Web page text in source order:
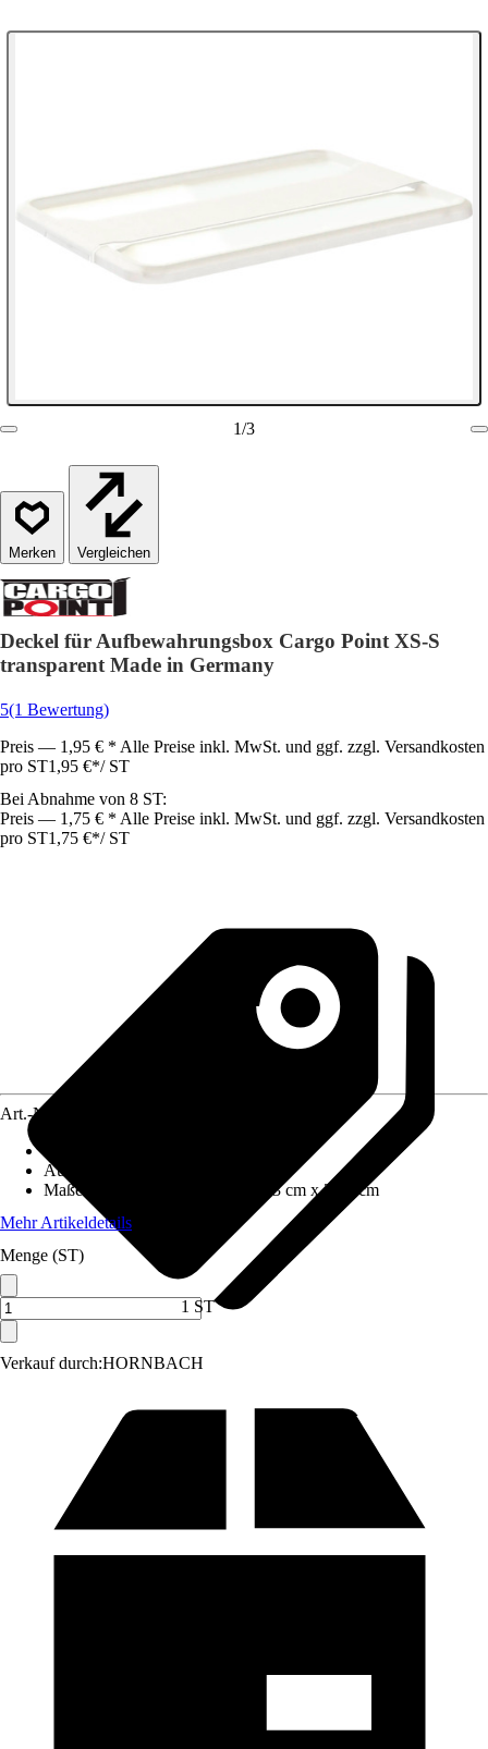
1/3
Vergleichen
Deckel für Aufbewahrungsbox Cargo Point XS-S
transparent Made in Germany
5(1 Bewertung)
Preis — 1,95 € * Alle Preise inkl. MwSt. und ggf. zzgl. Versandkosten
pro ST1,95 €*/ ST
Bei Abnahme von 8 ST:
Preis — 1,75 € * Alle Preise inkl. MwSt. und ggf. zzgl. Versandkosten
pro ST1,75 €*/ ST
Verkauf durch:HORNBACH
Art.-Nr.
Ausführung
Maße (BxHxT)
37.25 cm x 1.033 cm x 25.8 cm
Mehr Artikeldetails
Menge (ST)
1 ST